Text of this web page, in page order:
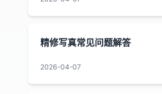
精修写真常见问题解答
2026-04-07